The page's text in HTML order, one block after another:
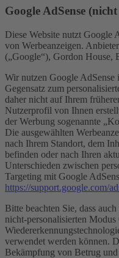
Google AdSense
Diese Website nutzt Google
von Werbeanzeigen.
(„Google“), Gordon House,
Wir nutzen Google AdSense
Gegensatz zum
daher nicht auf Ihrem
Nutzerprofil von Ihnen
der Werbung sogenannte
Die ausgewählten
nach Ihrem Standort, dem
befinden oder nach Ihren
Unterschieden zwischen
Targeting mit Google
https://support.google.com/
Bitte beachten Sie, dass
nicht-personalisierten
verwendet werden können.
Bekämpfung von Betrug